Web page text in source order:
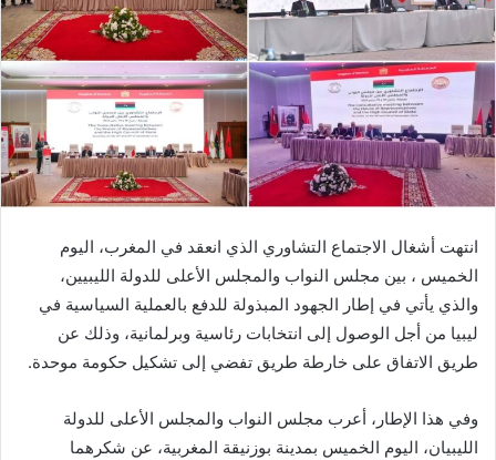
انتهت أشغال الاجتماع التشاوري الذي انعقد في المغرب، اليوم
الخميس ، بين مجلس النواب والمجلس الأعلى للدولة الليبيين،
والذي يأتي في إطار الجهود المبذولة للدفع بالعملية السياسية في
ليبيا من أجل الوصول إلى انتخابات رئاسية وبرلمانية، وذلك عن
طريق الاتفاق على خارطة طريق تفضي إلى تشكيل حكومة موحدة.
وفي هذا الإطار، أعرب مجلس النواب والمجلس الأعلى للدولة
الليبيان، اليوم الخميس بمدينة بوزنيقة المغربية، عن شكرهما